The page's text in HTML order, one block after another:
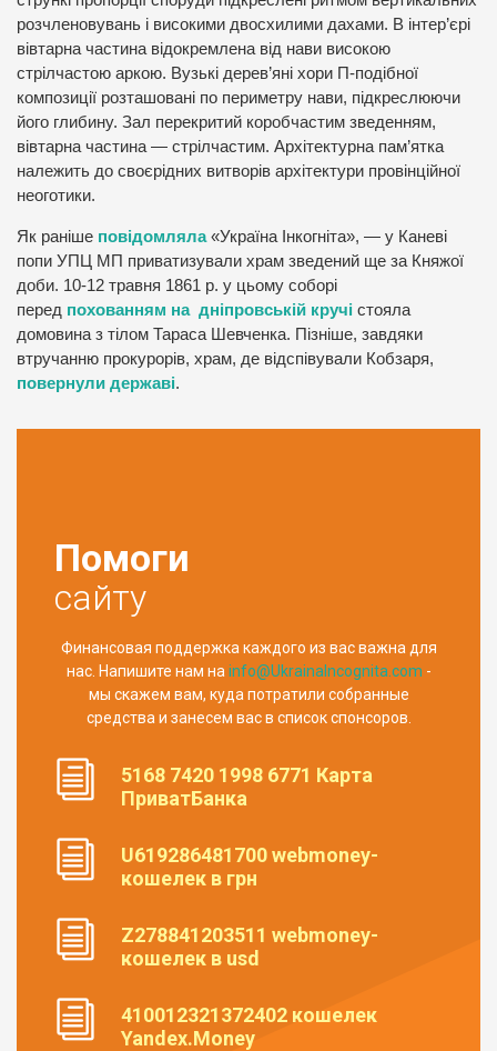
розчленовувань і високими двосхилими дахами. В інтер’єрі
вівтарна частина відокремлена від нави високою
стрілчастою аркою. Вузькі дерев’яні хори П-подібної
композиції розташовані по периметру нави, підкреслюючи
його глибину. Зал перекритий коробчастим зведенням,
вівтарна частина — стрілчастим. Архітектурна пам’ятка
належить до своєрідних витворів архітектури провінційної
неоготики.
Як раніше повідомляла«Україна Інкогніта», — у Каневі
попи УПЦ МП приватизували храм зведений ще за Княжої
доби. 10-12 травня 1861 р. у цьому соборі
перед похованням на дніпровській кручі стояла
домовина з тілом Тараса Шевченка. Пізніше, завдяки
втручанню прокурорів, храм, де відспівували Кобзаря,
повернули державі.
Помоги
сайту
Финансовая поддержка каждого из вас важна для
нас. Напишите нам на info@UkrainaIncognita.com -
мы скажем вам, куда потратили собранные
средства и занесем вас в список спонсоров.
5168 7420 1998 6771 Карта
ПриватБанка
U619286481700 webmoney-
кошелек в грн
Z278841203511 webmoney-
кошелек в usd
410012321372402 кошелек
Yandex.Money